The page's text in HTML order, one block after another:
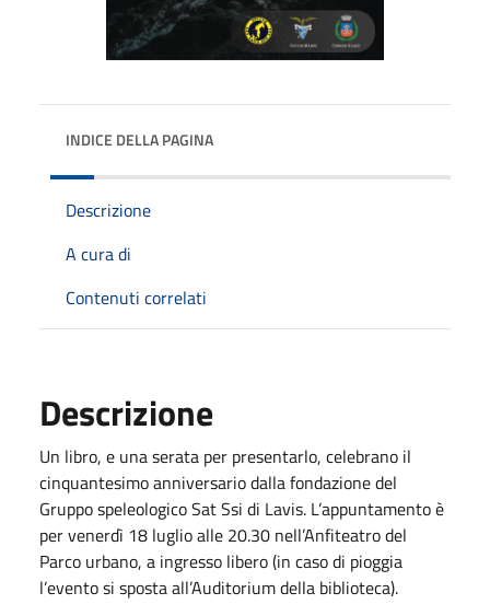
INDICE DELLA PAGINA
Descrizione
A cura di
Contenuti correlati
Descrizione
Un libro, e una serata per presentarlo, celebrano il
cinquantesimo anniversario dalla fondazione del
Gruppo speleologico Sat Ssi di Lavis. L’appuntamento è
per venerdì 18 luglio alle 20.30 nell’Anfiteatro del
Parco urbano, a ingresso libero (in caso di pioggia
l’evento si sposta all’Auditorium della biblioteca).